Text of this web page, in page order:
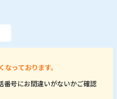
っております。
番号にお間違いがないかご確認